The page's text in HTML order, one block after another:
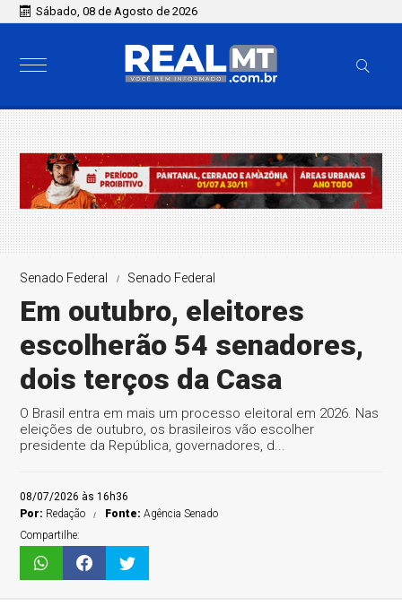
Sábado, 08 de Agosto de 2026
Senado Federal Senado Federal
Em outubro, eleitores
escolherão 54 senadores,
dois terços da Casa
O Brasil entra em mais um processo eleitoral em 2026. Nas
eleições de outubro, os brasileiros vão escolher
presidente da República, governadores, d...
08/07/2026 às 16h36
Por: Redação Fonte:Agência Senado
Compartilhe: